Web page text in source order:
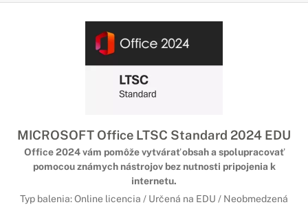
MICROSOFT Office LTSC Standard 2024 EDU
Office 2024 vám pomôže vytvárať obsah a spolupracovať
pomocou známych nástrojov bez nutnosti pripojenia k
internetu.
Typ balenia: Online licencia / Určená na EDU / Neobmedzená